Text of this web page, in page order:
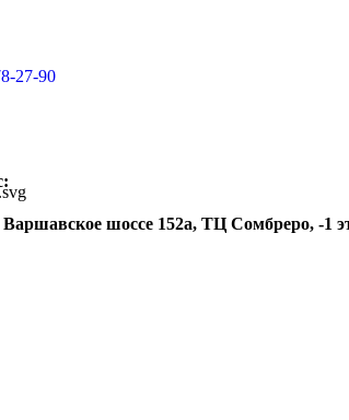
27-90
Варшавское шоссе 152а, ТЦ Сомбреро, -1